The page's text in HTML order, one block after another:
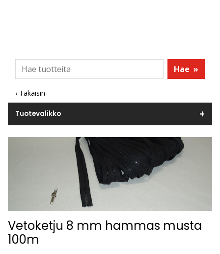
Hae »
‹ Takaisin
Tuotevalikko
Vetoketju 8 mm hammas musta
100m